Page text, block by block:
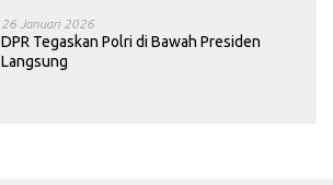
26 Januari 2026
DPR Tegaskan Polri di Bawah Presiden
Langsung